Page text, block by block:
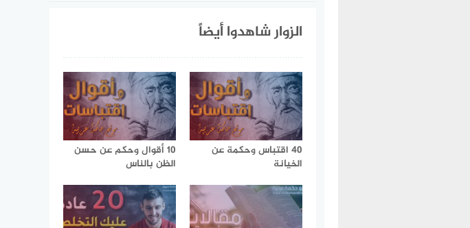
الزوار شاهدوا أيضاً
40 اقتباس وحكمة عن
الخيانة
10 أقوال وحكم عن حسن
الظن بالناس